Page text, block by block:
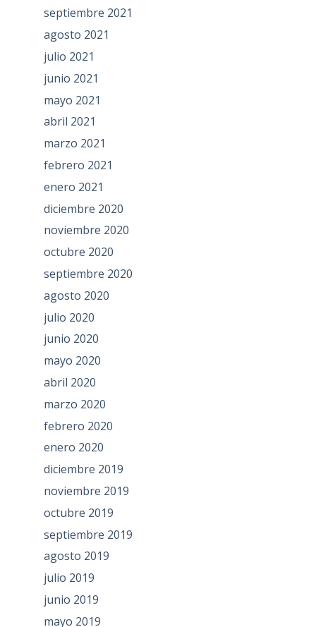
septiembre 2021
agosto 2021
julio 2021
junio 2021
mayo 2021
abril 2021
marzo 2021
febrero 2021
enero 2021
diciembre 2020
noviembre 2020
octubre 2020
septiembre 2020
agosto 2020
julio 2020
junio 2020
mayo 2020
abril 2020
marzo 2020
febrero 2020
enero 2020
diciembre 2019
noviembre 2019
octubre 2019
septiembre 2019
agosto 2019
julio 2019
junio 2019
mayo 2019